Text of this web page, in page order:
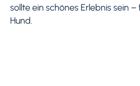
sollte ein schönes Erlebnis sein –
Hund.